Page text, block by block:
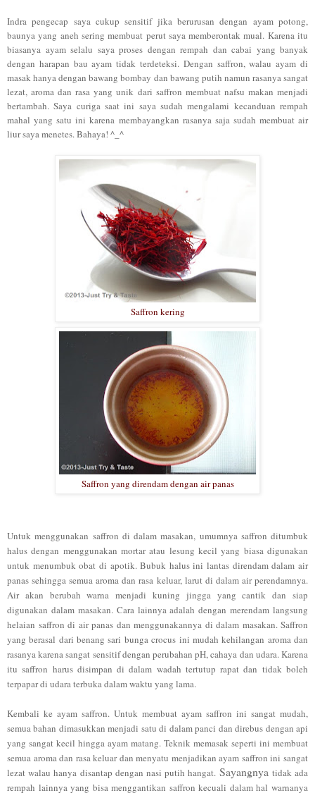
Indra pengecap saya cukup sensitif jika berurusan dengan ayam potong,
baunya yang aneh sering membuat perut saya memberontak mual. Karena itu
biasanya ayam selalu saya proses dengan rempah dan cabai yang banyak
dengan harapan bau ayamtidak terdeteksi. Dengan saffron, walau ayam di
masak hanya denganbawang bombay dan bawang putih namun rasanya sangat
lezat, aroma dan rasa yang unik dari saffron membuat nafsu makan menjadi
bertambah.Saya curiga saat ini saya sudah mengalami kecanduan rempah
mahalyang satu inikarena membayangkan rasanya saja sudah membuat air
liur saya menetes. Bahaya! ^_^
Saffron kering
Saffron yang direndam dengan air panas
Untuk menggunakan saffron di dalam masakan, umumnya saffron ditumbuk
halus dengan menggunakan mortar atau lesung kecil yang biasa digunakan
untuk menumbuk obat di apotik. Bubuk halus ini lantas direndam dalam air
panas sehingga semua aroma dan rasa keluar, larut di dalam air perendamnya.
Air akan berubah warna menjadi kuning jingga yang cantik dan siap
digunakan dalam masakan. Cara lainnya adalah dengan merendam langsung
helaian saffron di air panas dan menggunakannya di dalam masakan. Saffron
yang berasal dari benang sari bunga crocus ini mudahkehilangan aroma dan
rasanyakarena sangat sensitif dengan perubahan pH, cahaya dan udara. Karena
itu saffron harus disimpan di dalam wadah tertutup rapat dan tidak boleh
terpapar di udaraterbuka dalam waktu yang lama.
Kembali ke ayam saffron. Untuk membuat ayam saffron ini sangat mudah,
semua bahan dimasukkan menjadi satu di dalam panci dan direbus dengan api
yang sangat kecil hingga ayam matang. Teknik memasak seperti ini membuat
semua aroma dan rasa keluar dan menyatu menjadikan ayam saffron ini sangat
lezat walau hanya disantap dengan nasi putih hangat. Sayangnya tidak ada
rempah lainnya yang bisa menggantikan saffron kecuali dalam hal warnanya